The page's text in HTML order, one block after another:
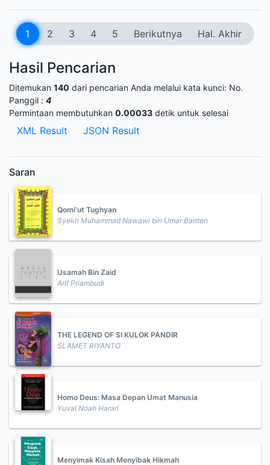
1 2 3 4 5 Berikutnya Hal. Akhir
Hasil Pencarian
Ditemukan 140 dari pencarian Anda melalui kata kunci: No.
Panggil : 4
Permintaan membutuhkan 0.00033 detik untuk selesai
XML Result JSON Result
Saran
Qomi'ut Tughyan
Syekh Muhammad Nawawi bin Umar Banten
Usamah Bin Zaid
Arif Priambudi
THE LEGEND OF SI KULOK PANDIR
SLAMET RIYANTO
Homo Deus: Masa Depan Umat Manusia
Yuval Noah Harari
Menyimak Kisah Menyibak Hikmah